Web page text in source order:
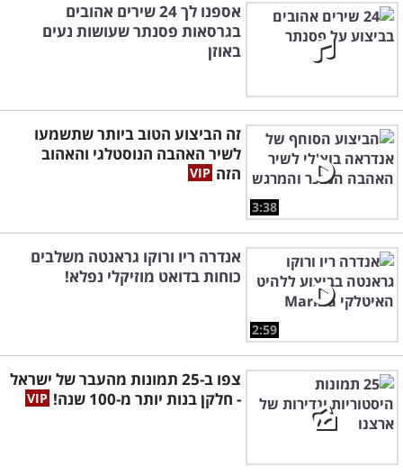
אספנו לך 24 שירים אהובים
בגרסאות פסנתר שעושות נעים
באוזן
3:38
זה הביצוע הטוב ביותר שתשמעו
לשיר האהבה הנוסטלגי והאהוב
הזה
2:59
אנדרה ריו ורוקו גראנטה משלבים
כוחות בדואט מוזיקלי נפלא!
צפו ב-25 תמונות מהעבר של ישראל
- חלקן בנות יותר מ-100 שנה!